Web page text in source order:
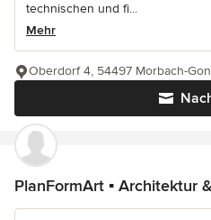
technischen und fi...
Mehr
Oberdorf 4, 54497 Morbach-
PlanFormArt ▪ Architektur